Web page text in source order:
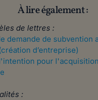
À lire également :
de lettres :
demande de subvention
d’entreprise)
pour
: